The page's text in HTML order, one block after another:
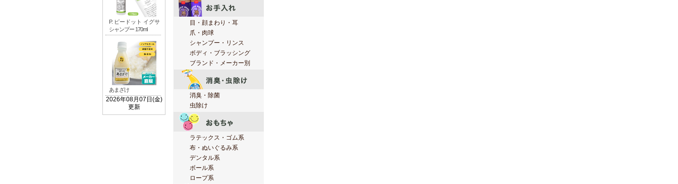
目・顔まわり・耳
爪・肉球
シャンプー・リンス
ボディ・ブラッシング
ブランド・メーカー別
消臭・除菌
虫除け
ラテックス・ゴム系
布・ぬいぐるみ系
デンタル系
ボール系
ロープ系